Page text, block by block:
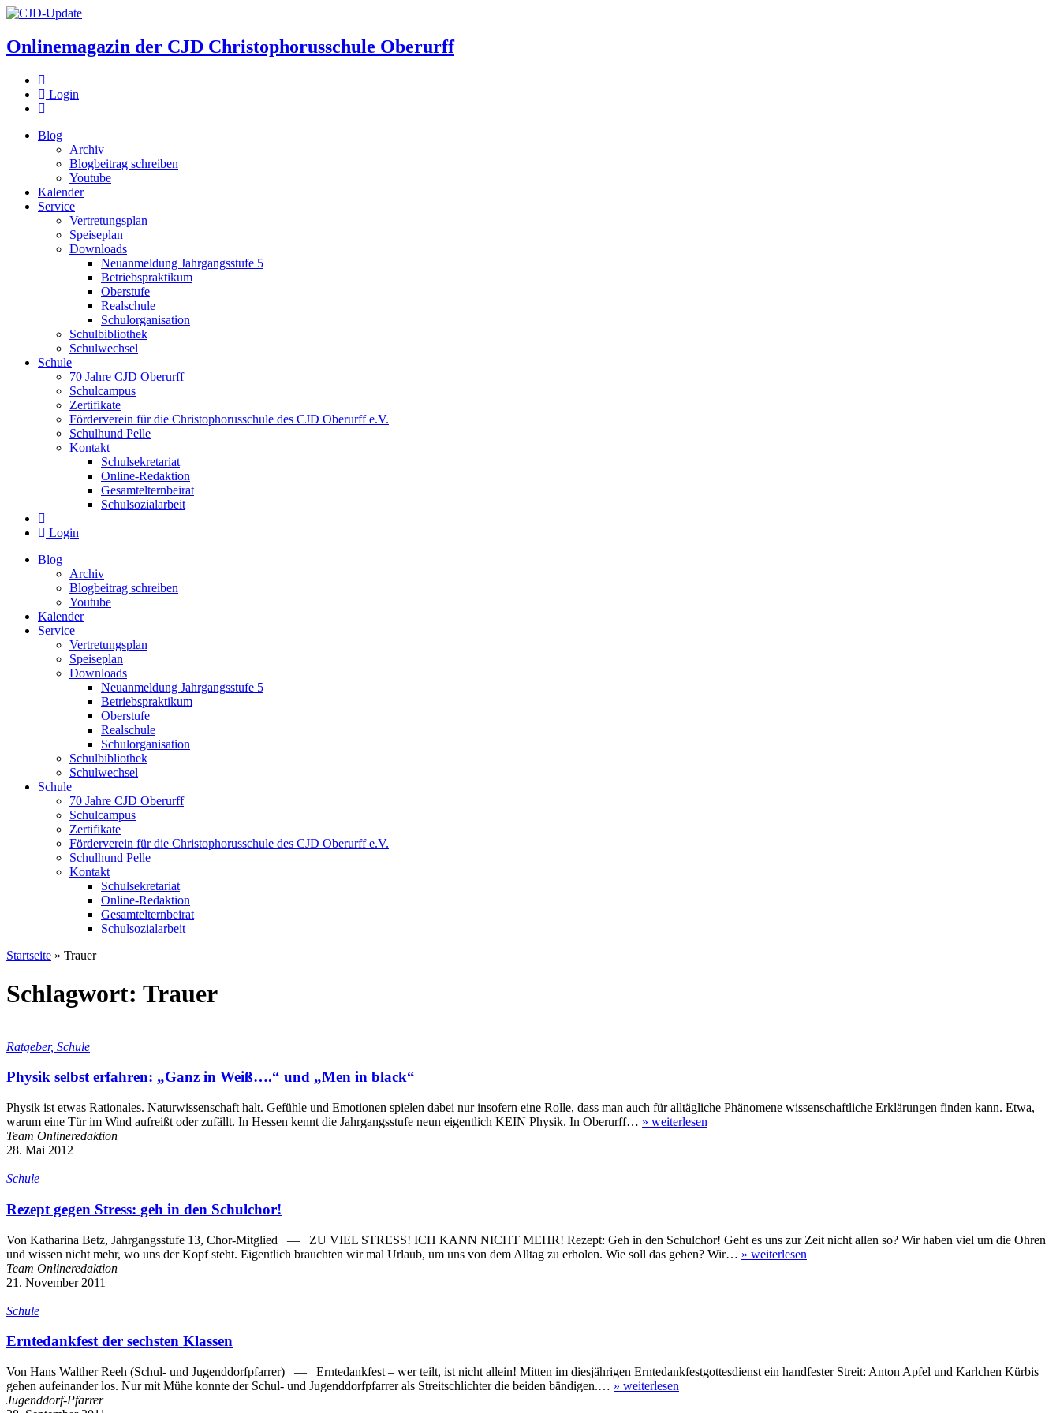
Onlinemagazin der CJD Christophorusschule Oberurff
Login
Blog
Archiv
Blogbeitrag schreiben
Youtube
Kalender
Service
Vertretungsplan
Speiseplan
Downloads
Neuanmeldung Jahrgangsstufe 5
Betriebspraktikum
Oberstufe
Realschule
Schulorganisation
Schulbibliothek
Schulwechsel
Schule
70 Jahre CJD Oberurff
Schulcampus
Zertifikate
Förderverein für die Christophorusschule des CJD Oberurff e.V.
Schulhund Pelle
Kontakt
Schulsekretariat
Online-Redaktion
Gesamtelternbeirat
Schulsozialarbeit
Login
Blog
Archiv
Blogbeitrag schreiben
Youtube
Kalender
Service
Vertretungsplan
Speiseplan
Downloads
Neuanmeldung Jahrgangsstufe 5
Betriebspraktikum
Oberstufe
Realschule
Schulorganisation
Schulbibliothek
Schulwechsel
Schule
70 Jahre CJD Oberurff
Schulcampus
Zertifikate
Förderverein für die Christophorusschule des CJD Oberurff e.V.
Schulhund Pelle
Kontakt
Schulsekretariat
Online-Redaktion
Gesamtelternbeirat
Schulsozialarbeit
Startseite » Trauer
Schlagwort: Trauer
Ratgeber, Schule
Physik selbst erfahren: „Ganz in Weiß….“ und „Men in black“
Physik ist etwas Rationales. Naturwissenschaft halt. Gefühle und Emotionen spielen dabei nur insofern eine Rolle, dass man auch für alltägliche Phänomene wissenschaftliche Erklärungen finden kann. Etwa,
warum eine Tür im Wind aufreißt oder zufällt. In Hessen kennt die Jahrgangsstufe neun eigentlich KEIN Physik. In Oberurff… » weiterlesen
Team Onlineredaktion
28. Mai 2012
Schule
Rezept gegen Stress: geh in den Schulchor!
Von Katharina Betz, Jahrgangsstufe 13, Chor-Mitglied — ZU VIEL STRESS! ICH KANN NICHT MEHR! Rezept: Geh in den Schulchor! Geht es uns zur Zeit nicht allen so? Wir haben viel um die Ohren
und wissen nicht mehr, wo uns der Kopf steht. Eigentlich brauchten wir mal Urlaub, um uns von dem Alltag zu erholen. Wie soll das gehen? Wir… » weiterlesen
Team Onlineredaktion
21. November 2011
Schule
Erntedankfest der sechsten Klassen
Von Hans Walther Reeh (Schul- und Jugenddorfpfarrer) — Erntedankfest – wer teilt, ist nicht allein! Mitten im diesjährigen Erntedankfestgottesdienst ein handfester Streit: Anton Apfel und Karlchen Kürbis
gehen aufeinander los. Nur mit Mühe konnte der Schul- und Jugenddorfpfarrer als Streitschlichter die beiden bändigen.… » weiterlesen
Jugenddorf-Pfarrer